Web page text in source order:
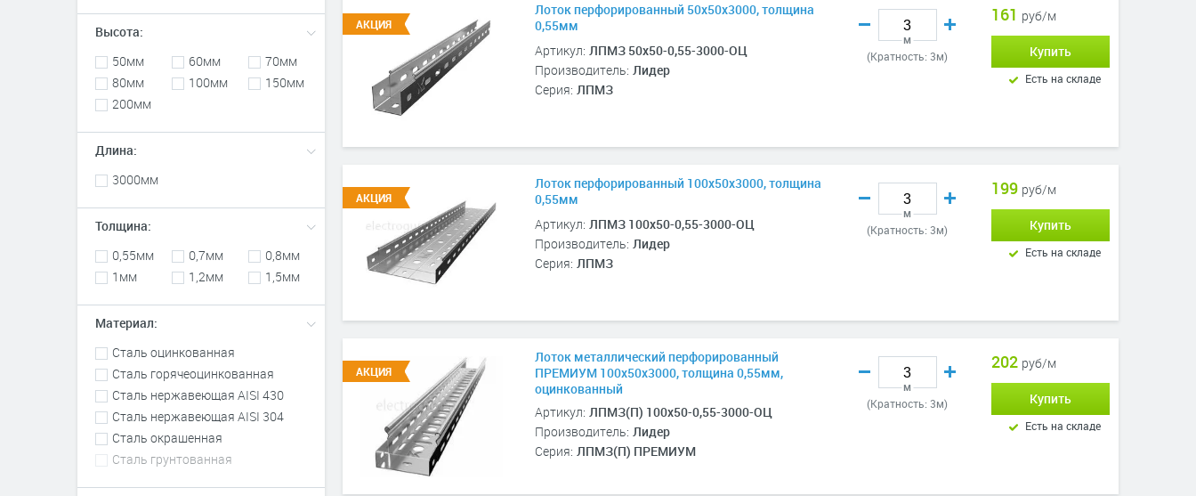
Высота:
50мм
60мм
70мм
80мм
100мм
150мм
200мм
Длина:
3000мм
Толщина:
0,55мм
0,7мм
0,8мм
1мм
1,2мм 1,5мм
Материал:
Сталь оцинкованная
Сталь горячеоцинкованная
Сталь нержавеющая AISI 430
Сталь нержавеющая AISI 304
Сталь окрашенная
Сталь грунтованная
Лоток перфорированный 50х50х3000, толщина
0,55мм
Артикул: ЛПМЗ 50х50-0,55-3000-ОЦ
Производитель: Лидер
Серия: ЛПМЗ
м
(Кратность: 3м)
161 руб/м
Купить
Есть на складе
АКЦИЯ
Лоток перфорированный 100х50х3000, толщина
0,55мм
Артикул: ЛПМЗ 100х50-0,55-3000-ОЦ
Производитель: Лидер
Серия: ЛПМЗ
м
(Кратность: 3м)
199 руб/м
Купить
Есть на складе
АКЦИЯ
Лоток металлический перфорированный
ПРЕМИУМ 100х50х3000, толщина 0,55мм,
оцинкованный
Артикул: ЛПМЗ(П) 100х50-0,55-3000-ОЦ
Производитель: Лидер
Серия: ЛПМЗ(П) ПРЕМИУМ
м
(Кратность: 3м)
202 руб/м
Купить
Есть на складе
АКЦИЯ